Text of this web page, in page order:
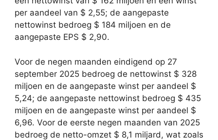
per aandeel van $ 2,55; de aangepaste
nettowinst bedroeg $ 184 miljoen en de
aangepaste EPS $ 2,90.
Voor de negen maanden eindigend op 27
september 2025 bedroeg de nettowinst $ 328
miljoen en de aangepaste winst per aandeel $
5,24; de aangepaste nettowinst bedroeg $ 435
miljoen en de aangepaste winst per aandeel $
6,96. Voor de eerste negen maanden van 2025
bedroeg de netto-omzet $ 8,1 miljard, wat zoals